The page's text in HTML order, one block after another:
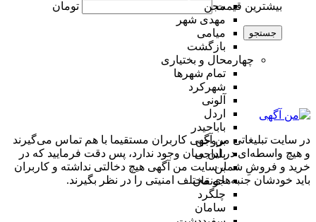
مجن
مهدی شهر
میامی
بازگشت
چهارمحال و بختیاری
تمام شهر‌ها
شهرکرد
آلونی
اردل
باباحیدر
بروجن
بلداجی
بن
جونقان
چلگرد
سامان
بیشترین قیمت تومان
جستجو
در سایت تبلیغاتی من آگهی کاربران مستقیما با هم تماس می‌گیرند
و هیچ واسطه‌ای در این میان وجود ندارد، پس دقت فرمایید که در
خرید و فروشِ شما، سایت من آگهی هیچ دخالتی نداشته و کاربران
باید خودشان جنبه‌های مختلف امنیتی را در نظر بگیرند.